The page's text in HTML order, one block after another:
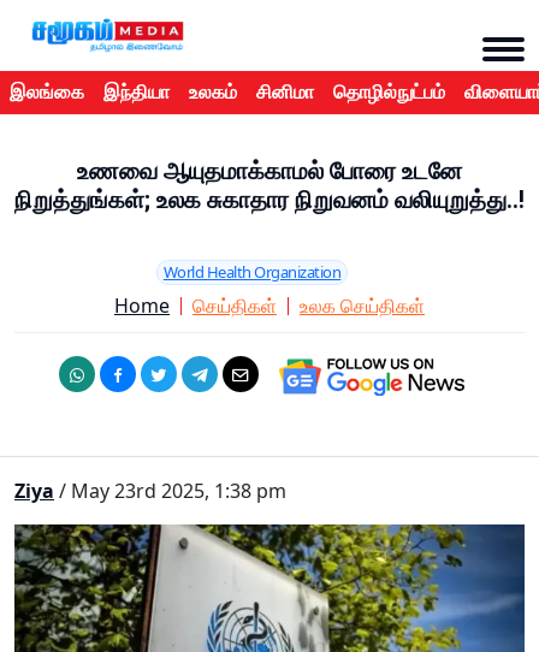
இலங்கை இந்தியா உலகம் சினிமா தொழில்நுட்பம்
உணவை ஆயுதமாக்காமல் போரை உடனே
நிறுத்துங்கள்; உலக சுகாதார நிறுவனம் வலியுறுத்து..!
World Health Organization
Home செய்திகள் உலக செய்திகள்
Ziya / May 23rd 2025, 1:38 pm